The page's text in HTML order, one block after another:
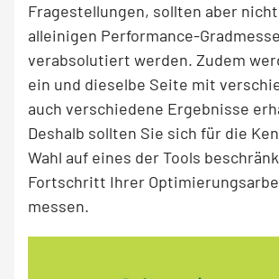
Fragestellungen, sollten aber
alleinigen Performance-
verabsolutiert werden. Zudem
ein und dieselbe Seite mit
auch verschiedene Ergebnisse
Deshalb sollten Sie sich für die
Wahl auf eines der Tools
Fortschritt Ihrer
messen.